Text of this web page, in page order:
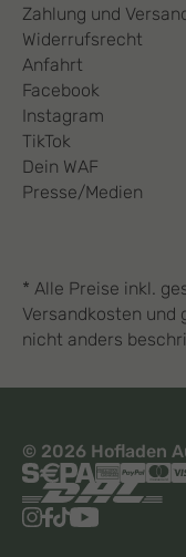
Zahlung und
Widerrufsrecht
Anfahrt
Facebook
Instagram
TikTok
Dein WAF
Presse/Medien
* Alle Preise inkl.
Versandkosten und
nicht anders
© 2026 Hofladen